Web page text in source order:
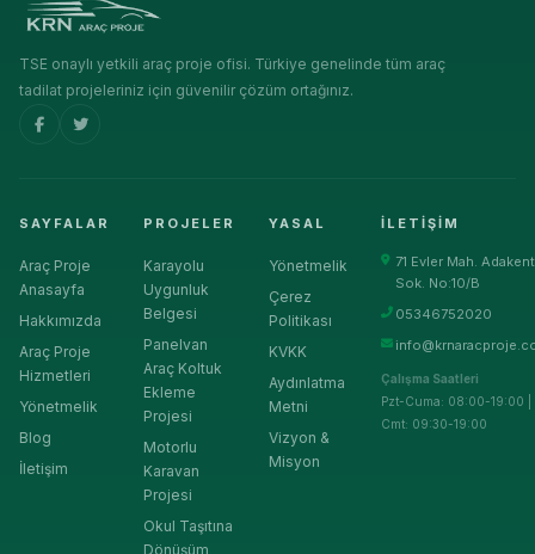
TSE onaylı yetkili araç proje ofisi. Türkiye genelinde tüm araç
tadilat projeleriniz için güvenilir çözüm ortağınız.
SAYFALAR
Araç Proje
Anasayfa
Hakkımızda
Araç Proje
Hizmetleri
Yönetmelik
Blog
İletişim
PROJELER
Karayolu
Uygunluk
Belgesi
Panelvan
Araç Koltuk
Ekleme
Projesi
Motorlu
Karavan
Projesi
Okul Taşıtına
Dönüşüm
YASAL
Yönetmelik
Çerez
Politikası
KVKK
Aydınlatma
Metni
Vizyon &
Misyon
İLETIŞIM
71 Evler Mah. Adakent
Sok. No:10/B
05346752020
Çalışma Saatleri
Pzt-Cuma: 08:00-19:00 |
Cmt: 09:30-19:00